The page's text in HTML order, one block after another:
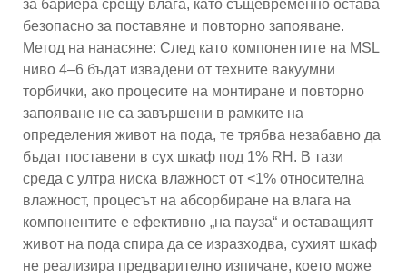
за бариера срещу влага, като същевременно остава
безопасно за поставяне и повторно запояване.
Метод на нанасяне: След като компонентите на MSL
ниво 4–6 бъдат извадени от техните вакуумни
торбички, ако процесите на монтиране и повторно
запояване не са завършени в рамките на
определения живот на пода, те трябва незабавно да
бъдат поставени в сух шкаф под 1% RH. В тази
среда с ултра ниска влажност от <1% относителна
влажност, процесът на абсорбиране на влага на
компонентите е ефективно „на пауза“ и оставащият
живот на пода спира да се изразходва, сухият шкаф
не реализира предварително изпичане, което може